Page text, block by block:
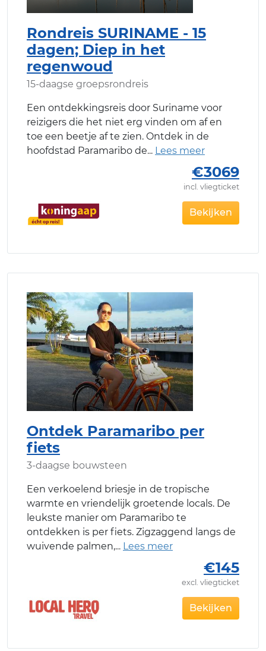
Rondreis SURINAME - 15
dagen; Diep in het
regenwoud
15-daagse groepsrondreis
Een ontdekkingsreis door Suriname voor
reizigers die het niet erg vinden om af en
toe een beetje af te zien. Ontdek in de
hoofdstad Paramaribo de
€3069
incl. vliegticket
Bekijken
Ontdek Paramaribo per
fiets
3-daagse bouwsteen
Een verkoelend briesje in de tropische
warmte en vriendelijk groetende locals. De
leukste manier om Paramaribo te
ontdekken is per fiets. Zigzaggend langs de
wuivende palmen,
€145
excl. vliegticket
Bekijken